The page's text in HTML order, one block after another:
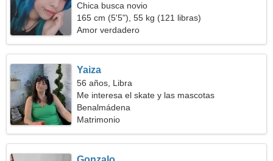
Chica busca novio
165 cm (5'5"), 55 kg (121 libras)
Amor verdadero
Yaiza
56 años, Libra
Me interesa el skate y las mascotas
Benalmádena
Matrimonio